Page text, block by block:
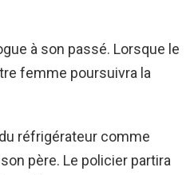
à son passé. Lorsque le
femme poursuivra la
réfrigérateur comme
son père. Le policier partira